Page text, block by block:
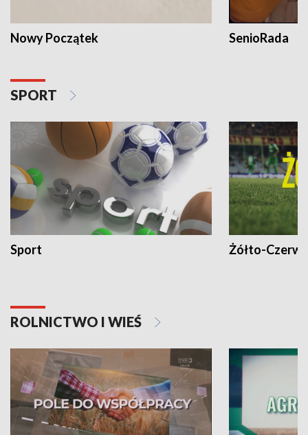
Nowy Początek SenioRada
SPORT
Sport Żółto-
ROLNICTWO I WIEŚ